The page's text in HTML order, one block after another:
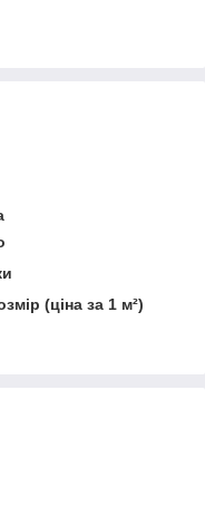
(ціна за 1 м²)